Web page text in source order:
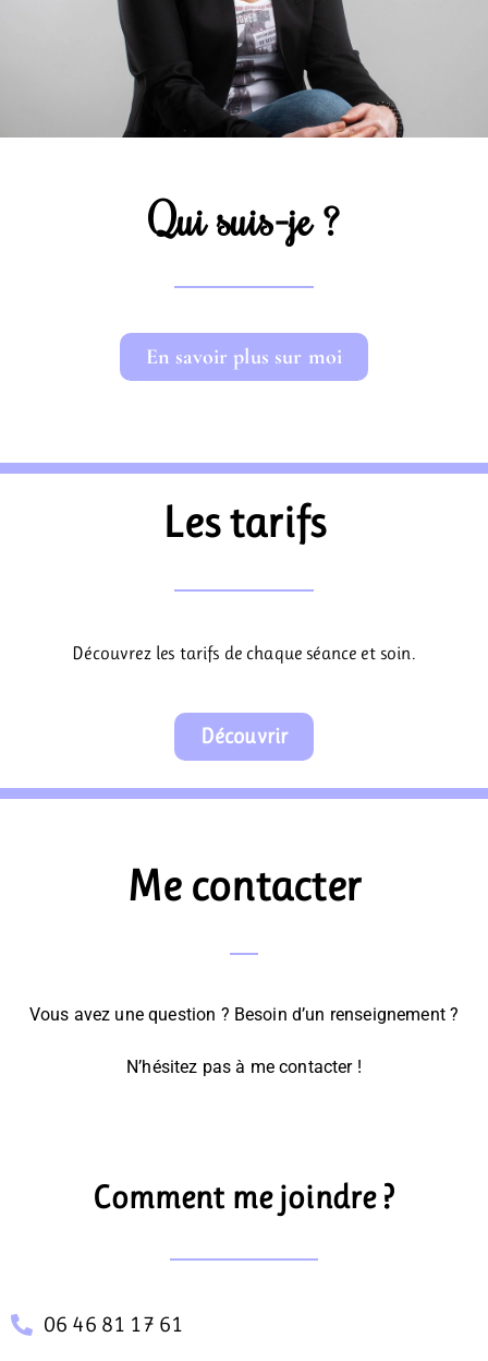
Qui suis-je ?
En savoir plus sur moi
Les tarifs
Découvrez les tarifs de chaque séance et soin.
Découvrir
Me contacter
Vous avez une question ? Besoin d’un renseignement ?
N’hésitez pas à me contacter !
Comment me joindre ?
06 46 81 17 61